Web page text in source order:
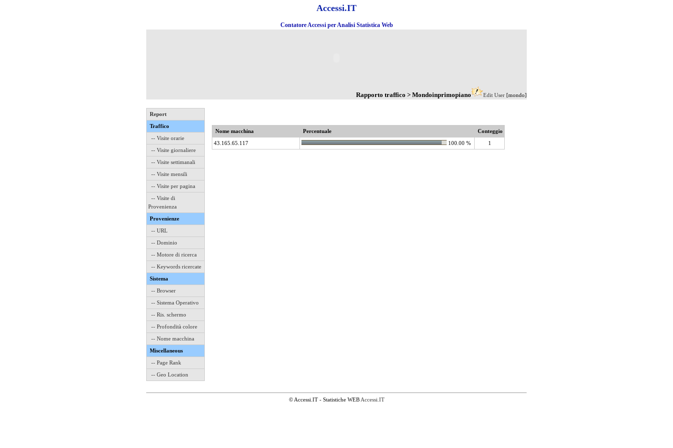
Accessi.IT
Contatore Accessi per Analisi Statistica Web
Rapporto traffico > Mondoinprimopiano Edit User [mondo]
Report
Traffico
-- Visite orarie
-- Visite giornaliere
-- Visite settimanali
-- Visite mensili
-- Visite per pagina
-- Visite di
Provenienza
Provenienze
-- URL
-- Dominio
-- Motore di ricerca
-- Keywords ricercate
Sistema
-- Browser
-- Sistema Operativo
-- Ris. schermo
-- Profondità colore
-- Nome macchina
Miscellaneous
-- Page Rank
-- Geo Location
Nome macchina Percentuale
Conteggio
43.165.65.117
100.00 % 1
© Accessi.IT - Statistiche WEB Accessi.IT